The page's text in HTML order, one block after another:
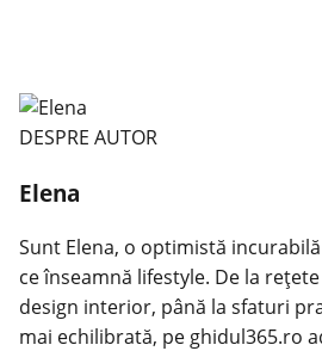
DESPRE AUTOR
Elena
Sunt Elena, o optimistă
ce înseamnă lifestyle. De la
design interior, până la sfaturi
mai echilibrată, pe ghidul365.ro